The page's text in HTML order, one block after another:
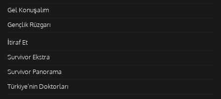
Gel Konuşalım
Gençlik Rüzgarı
İtiraf Et
Survivor Ekstra
Survivor Panorama
Türkiye'nin Doktorları